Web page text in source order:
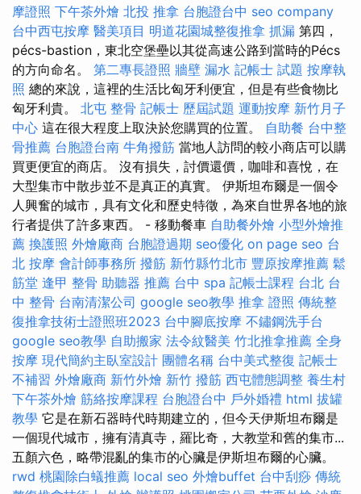
摩證照 下午茶外燴 北投 推拿 台胞證台中 seo company
台中西屯按摩 醫美項目 明道花園城整復推拿 抓漏 第四，
pécs-bastion，東北空堡壘以其從高速公路到當時的Pécs
的方向命名。 第二專長證照 牆壁 漏水 記帳士 試題 按摩執
照 總的來說，這裡的生活比匈牙利便宜，但是有些食物比
匈牙利貴。 北屯 整骨 記帳士 歷屆試題 運動按摩 新竹月子
中心 這在很大程度上取決於您購買的位置。 自助餐 台中整
骨推薦 台胞證台南 牛角撥筋 當地人訪問的較小商店可以購
買更便宜的商店。 沒有損失，討價還價，咖啡和喜悅，在
大型集市中散步並不是真正的真實。 伊斯坦布爾是一個令
人興奮的城市，具有文化和歷史特徵，為來自世界各地的旅
行者提供了許多東西。 - 移動餐車 自助餐外燴 小型外燴推
薦 換護照 外燴廠商 台胞證過期 seo優化 on page seo 台
北 按摩 會計師事務所 撥筋 新竹縣竹北市 豐原按摩推薦 鬆
筋堂 逢甲 整骨 助聽器 推薦 台中 spa 記帳士課程 台北 台
中 整骨 台南清潔公司 google seo教學 推拿 證照 傳統整
復推拿技術士證照班2023 台中腳底按摩 不鏽鋼洗手台
google seo教學 自助搬家 法令紋醫美 竹北推拿推薦 全身
按摩 現代簡約主臥室設計 團體名稱 台中美式整復 記帳士
不補習 外燴廠商 新竹外燴 新竹 撥筋 西屯體態調整 養生村
下午茶外燴 筋絡按摩課程 台胞證台中 戶外婚禮 html 拔罐
教學 它是在新石器時代時期建立的，但今天伊斯坦布爾是
一個現代城市，擁有清真寺，羅比奇，大教堂和舊的集市...
五顏六色，略帶混亂的集市的心臟是伊斯坦布爾的心臟。
rwd 桃園除白蟻推薦 local seo 外燴buffet 台中刮痧 傳統